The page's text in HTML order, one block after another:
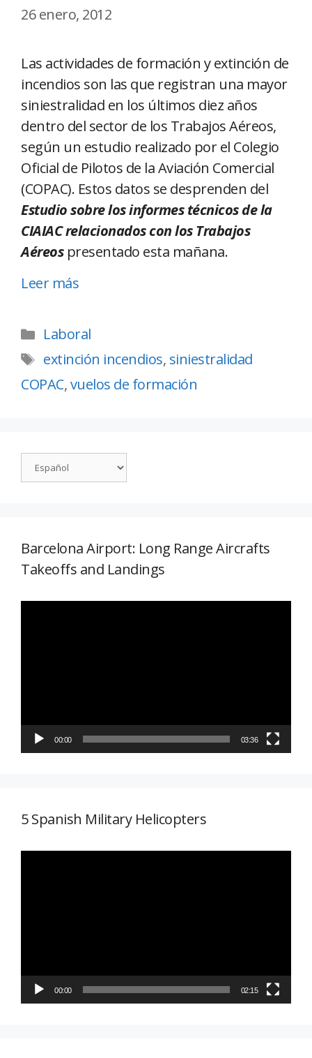
26 enero, 2012
Las actividades de formación y extinción de
incendios son las que registran una mayor
siniestralidad en los últimos diez años
dentro del sector de los Trabajos Aéreos,
según un estudio realizado por el Colegio
Oficial de Pilotos de la Aviación Comercial
(COPAC). Estos datos se desprenden del
Estudio sobre los informes técnicos de la
CIAIAC relacionados con los Trabajos
Aéreos presentado esta mañana.
Leer más
Laboral
extinción incendios, siniestralidad
COPAC,vuelos de formación
Barcelona Airport: Long Range Aircrafts
Takeoffs and Landings
00:00 03:36
5 Spanish Military Helicopters
00:00 02:15